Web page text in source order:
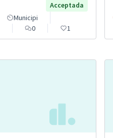
Acceptada
Municipi
0 1